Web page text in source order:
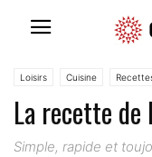
Loisirs Cuisine
La recette
Simple, rapide et